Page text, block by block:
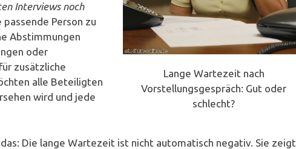
Lange Wartezeit nach
Vorstellungsgespräch: Gut oder
schlecht?
Interviews noch
passende Person zu
Abstimmungen
oder
zusätzliche
alle Beteiligten
wird und jede
Die lange Wartezeit ist nicht automatisch negativ. Sie zeigt